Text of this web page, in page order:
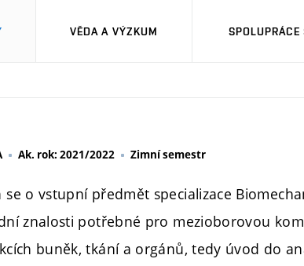
VĚDA A VÝZKUM SPOLUPRÁCE
Ak. rok: 2021/2022 Zimní semestr
se o vstupní předmět specializace
znalosti potřebné pro mezioborovou
buněk, tkání a orgánů, tedy úvod do